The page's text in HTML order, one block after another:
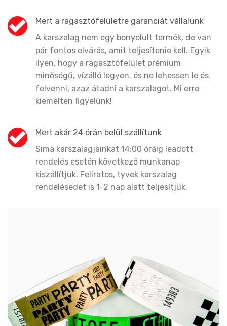
Mert a ragasztófelületre garanciát vállalunk
A karszalag nem egy bonyolult termék, de van
pár fontos elvárás, amit teljesítenie kell. Egyik
ilyen, hogy a ragasztófelület prémium
minőségű, vízálló legyen, és ne lehessen le és
felvenni, azaz átadni a karszalagot. Mi erre
kiemelten figyelünk!
Mert akár 24 órán belül szállítunk
Sima karszalagjainkat 14:00 óráig leadott
rendelés esetén következő munkanap
kiszállítjuk. Feliratos, tyvek karszalag
rendelésedet is 1-2 nap alatt teljesítjük.